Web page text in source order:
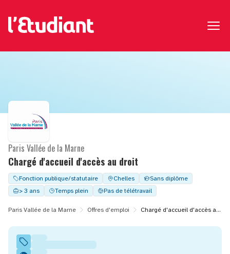
Chargé d'accueil d'accès au droit
Paris Vallée de la Marne
Fonction publique/statutaire Chelles
Sans diplôme
> 3 ans
Temps plein Pas de télétravail
Paris Vallée de la Marne Offres d'emploi Chargé d'accueil d'accès au droit